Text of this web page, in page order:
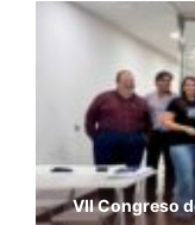
VII Congreso